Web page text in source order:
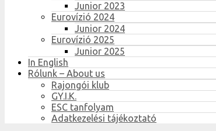
Junior 2023
Eurovízió 2024
Junior 2024
Eurovízió 2025
Junior 2025
In English
Rólunk – About us
Rajongói klub
GY.I.K.
ESC tanfolyam
Adatkezelési tájékoztató